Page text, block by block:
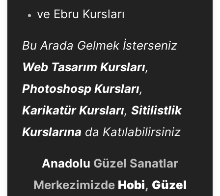
ve Ebru Kursları
Bu Arada Gelmek İsterseniz
Web Tasarım Kursları,
Photoshosp Kursları,
Karikatür Kursları, Sitilistlik
Kurslarına da Katılabilirsiniz
Anadolu Güzel Sanatlar
Merkezimizde Hobi, Güzel